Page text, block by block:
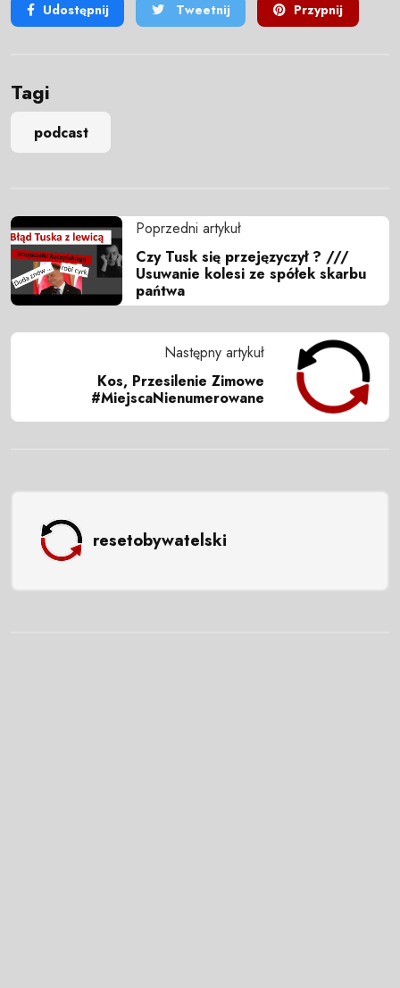
Udostępnij Tweetnij Przypnij
Tagi
podcast
Poprzedni artykuł
Czy Tusk się przejęzyczył ? ///
Usuwanie kolesi ze spółek skarbu
pańtwa
Następny artykuł
Kos, Przesilenie Zimowe
#MiejscaNienumerowane
resetobywatelski